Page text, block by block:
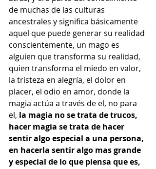
de muchas de las culturas
ancestrales y significa básicamente
aquel que puede generar su realidad
conscientemente, un mago es
alguien que transforma su realidad,
quien transforma el miedo en valor,
la tristeza en alegría, el dolor en
placer, el odio en amor, donde la
magia actúa a través de el, no para
el, la magia no se trata de trucos,
hacer magia se trata de hacer
sentir algo especial a una persona,
en hacerla sentir algo mas grande
y especial de lo que piensa que es,